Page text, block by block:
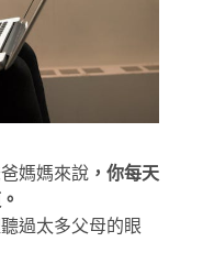
媽媽來說 ，你每天
過太多父母的眼